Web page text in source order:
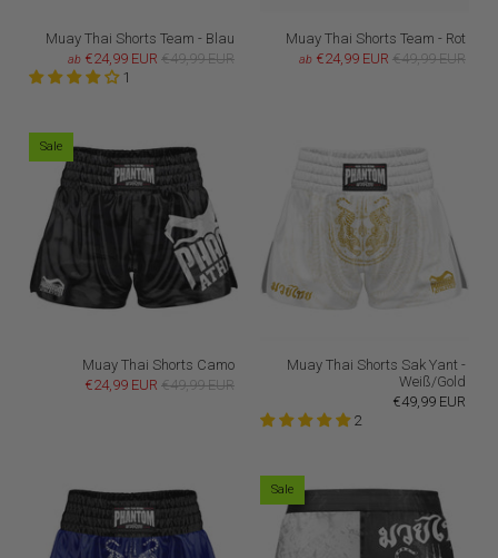
Muay Thai Shorts Team - Blau
ab €24,99 EUR €49,99 EUR
1
Muay Thai Shorts Team - Rot
ab €24,99 EUR €49,99 EUR
Sale
Muay Thai Shorts Camo
€24,99 EUR €49,99 EUR
Muay Thai Shorts Sak Yant -
Weiß/Gold
€49,99 EUR
2
Sale